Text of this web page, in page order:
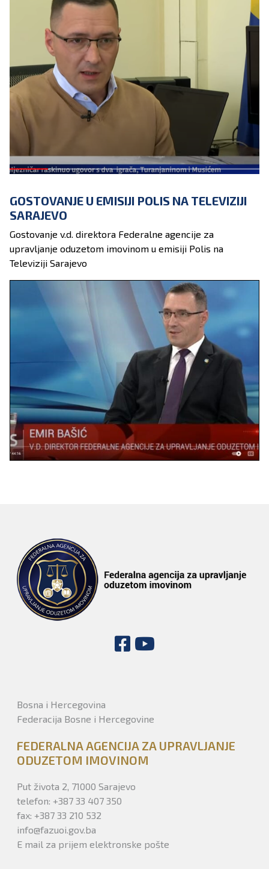
U proteklih 15 mjeseci Federalna agencija je u budžet
FBiH uplatila više od 5,1 milion KM. Ova sredstva su trajno
oduzeta u skladu sa zaključenim sporazumima o
priznanju krivice i presudama kantonalnih i općinskih
sudova u FBiH i predstavljaju nezakonito stečenu
imovinsku korist pribavljenu izvršenjem krivičnih djela
organizirani kriminal, porezna utaja, zloupotreba
položaja ili ovlaštenja, udruživanje radi činjenja krivičnog
djela u vezi s pranjem novca...
- Agencija trenutno upravlja s ukupno 90 nekretnina. Radi
se o 80 privremeno oduzetih nekretnina vrijednih
12.475.319 KM, koje se sastoje od zemljišta, poslovnih
prostora, parking-prostora, stanova, apartmana, ostava i
garažnih mjesta. Trajno je oduzeto 10 nekretnina ukupne
vrijednosti 4.568.901 KM. One su postale vlasništvo FBiH
na osnovu pravosnažnih presuda. Radi se o četiri
zemljišne parcele, tri stana, jednom garažnom mjestu,
se smanjila mogućnost zahtjeva za naknadu štete, jer se
vraćanjem nekretnine, naredbom suda vraćaju i
zakupnine tokom upravljanja.
Stanje privremeno i trajno oduzete imovine kojom
- Veliki problem prilikom upravljanja predstavlja
nedostatak kadrova, kako bi se adekvatno pratile uplate
režijskih troškova. Osim kontrole plaćanja zakupnine,
službenici Agencije su dužni da prate i broj osoba koje
GOSTOVANJE U EMISIJI POLIS NA TELEVIZIJI
SARAJEVO
Gostovanje v.d. direktora Federalne agencije za
upravljanje oduzetom imovinom u emisiji Polis na
Televiziji Sarajevo
Bosna i Hercegovina
Federacija Bosne i Hercegovine
FEDERALNA AGENCIJA ZA UPRAVLJANJE
ODUZETOM IMOVINOM
Put života 2, 71000 Sarajevo
telefon: +387 33 407 350
fax: +387 33 210 532
info@fazuoi.gov.ba
E mail za prijem elektronske pošte